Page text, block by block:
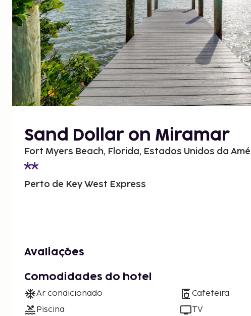
Sand Dollar on Miramar
Fort Myers Beach, Florida, Estados Unidos da
Perto de Key West Express
Avaliações
Comodidades do hotel
Ar condicionado
Piscina
Cafeteira
TV